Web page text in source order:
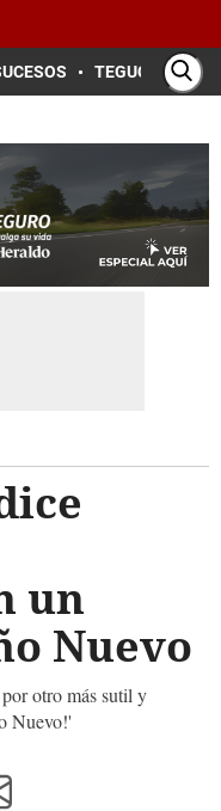
TEGUCIGALPA
un
Nuevo
otro más sutil y
Nuevo!'